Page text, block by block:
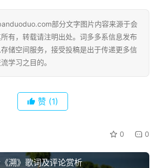
部分文字图片内容来源于会
有，转载请注明出处。词多多系信息发布
储空间服务，接受投稿是出于传递更多信
学习之目的。
赞 (1)
0 0
溯》歌词及评论赏析